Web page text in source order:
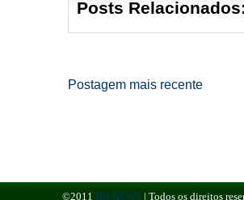
Posts
Postagem mais recente
©2011 BR NEWS | Todos os direitos